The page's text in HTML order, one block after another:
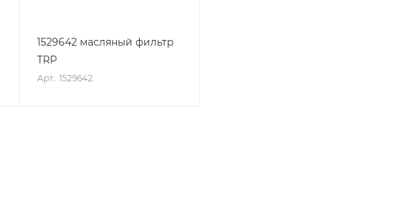
1529642 масляный фильтр
TRP
Арт.: 1529642